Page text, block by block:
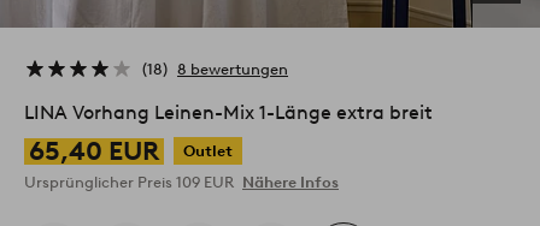
18 8 bewertungen
LINA Vorhang Leinen-Mix 1-Länge extra breit
65,40 EUR
Outlet
Ursprünglicher Preis 109 EUR Nähere Infos